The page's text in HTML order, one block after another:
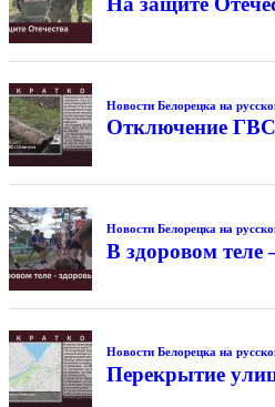
Новости Белорецка на
Отключение ГВС
Новости Белорецка на
В здоровом
Новости Белорецка на
Перекрытие